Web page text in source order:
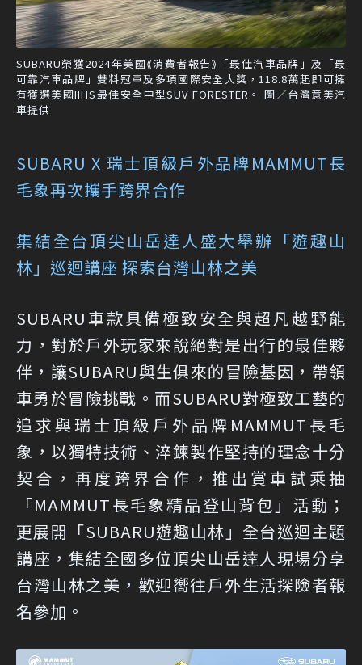
SUBARU榮獲2024年美國⟪消費者報告⟫「最佳汽車品牌」及「最
可靠汽車品牌」雙料冠軍及多項國際安全大獎，118.8萬起即可擁
有獲選美國IIHS最佳安全中型SUV FORESTER。 圖／台灣意美汽
車提供
SUBARU X 瑞士頂級戶外品牌MAMMUT長
毛象再次攜手跨界合作
集結全台頂尖山岳達人盛大舉辦「遊趣山
林」巡迴講座 探索台灣山林之美
SUBARU車款具備極致安全與超凡越野能
力，對於戶外玩家來說絕對是出行的最佳夥
伴，讓SUBARU與生俱來的冒險基因，帶領
車勇於冒險挑戰。而SUBARU對極致工藝的
追求與瑞士頂級戶外品牌MAMMUT長毛
象，以獨特技術、淬鍊製作堅持的理念十分
契合，再度跨界合作，推出賞車試乘抽
「MAMMUT長毛象精品登山背包」活動；
更展開「SUBARU遊趣山林」全台巡迴主題
講座，集結全國多位頂尖山岳達人現場分享
台灣山林之美，歡迎嚮往戶外生活探險者報
名參加。